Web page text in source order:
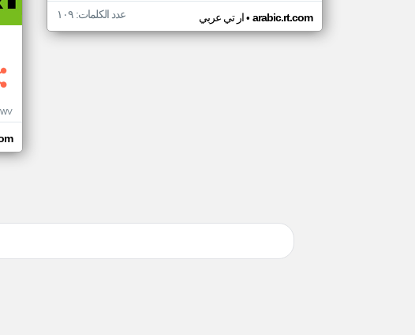
ار تي عربي• arabic.rt.com عدد الكلمات: ١٠٩